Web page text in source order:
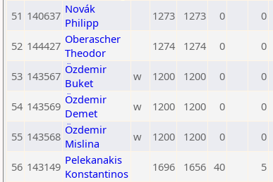
51 140637 Novák
Philipp
1273 1273 0 0
52 144427 Oberascher
Theodor
1274 1274 0 0
53 143567 Özdemir
Buket
w 1200 1200 0 0
54 143569 Özdemir
Demet
w 1200 1200 0 0
55 143568 Özdemir
Mislina
w 1200 1200 0 0
56 143149 Pelekanakis
Konstantinos
1696 1656 40 5